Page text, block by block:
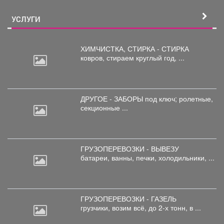
УСЛУГИ
ХИМЧИСТКА, СТИРКА - СТИРКА
ковров, стираем круглый год, ...
ДРУГОЕ - ЗАБОРЫ под ключ; ролетные,
секционные ...
ГРУЗОПЕРЕВОЗКИ - ВЫВЕЗУ
батареи, ванны, печки, холодильники, ...
ГРУЗОПЕРЕВОЗКИ - ГАЗЕЛЬ
грузчики, возим всё, до 2-х тонн, в ...